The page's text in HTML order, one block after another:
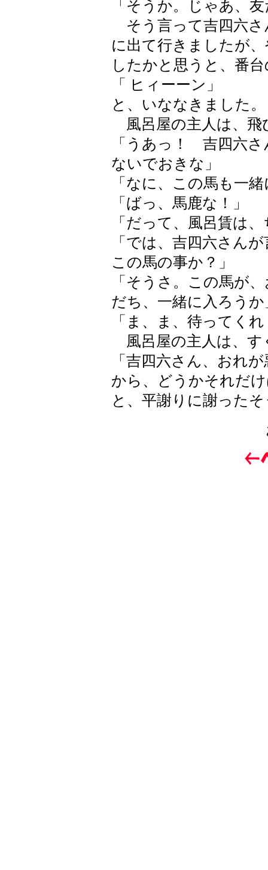
「そうか。じゃあ、
そう言って吉四六さ
に出て行きましたが
したかと思うと、番
「 ヒィーーン」
と、いななきました。
風呂屋の主人は、飛
「うあっ！ 吉四六
ないでおきな」
「なに、この馬も一
「ばっ、馬鹿な！」
「だって、風呂賃は
「では、吉四六さん
この馬の事か？」
「そうさ。この馬が
だち、一緒に入ろうか
「ま、ま、待ってく
風呂屋の主人は、す
「吉四六さん、おれ
から、どうかそれだ
と、平謝りに謝った